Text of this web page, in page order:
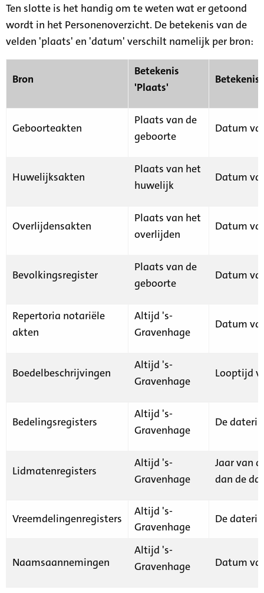
Ten slotte is het handig om te weten wat er getoond
wordt in het Personenoverzicht. De betekenis van de
velden 'plaats' en 'datum' verschilt namelijk per bron:
Bron
Betekenis
'Plaats'
Geboorteakten
Plaats van de
geboorte
Datum
Huwelijksakten
Plaats van het
huwelijk
Datum
Overlijdensakten
Plaats van het
overlijden
Datum
Bevolkingsregister
Plaats van de
geboorte
Datum
Repertoria notariële
akten
Altijd 's-
Gravenhage
Datum
Boedelbeschrijvingen
Altijd 's-
Gravenhage
Looptijd
Bedelingsregisters
Altijd 's-
Gravenhage
De
Lidmatenregisters
Altijd 's-
Gravenhage
Jaar van
dan de
Vreemdelingenregisters
Altijd 's-
Gravenhage
De
Naamsaannemingen
Altijd 's-
Gravenhage
Datum